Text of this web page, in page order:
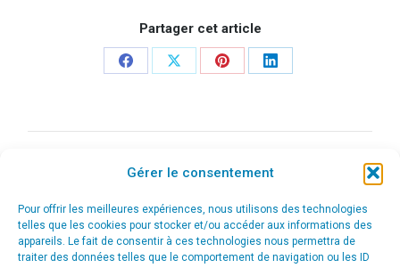
Gérer le consentement
Pour offrir les meilleures expériences, nous utilisons des technologies
telles que les cookies pour stocker et/ou accéder aux informations des
appareils. Le fait de consentir à ces technologies nous permettra de
traiter des données telles que le comportement de navigation ou les ID
Partager cet article
Share
Facebook
Share
X
Share
Pinterest
Share
LinkedIn
commentaire
précédent
ABM Architectes – Création du webdesign
ONGLET SUIVANT
Étude Notariale Laurent SNYERS –